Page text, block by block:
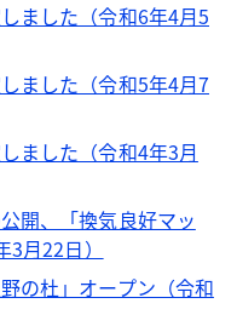
ました（令和6年4月5
ました（令和5年4月7
ました（令和4年3月
開、「換気良好マッ
月22日）
の杜」オープン（令和